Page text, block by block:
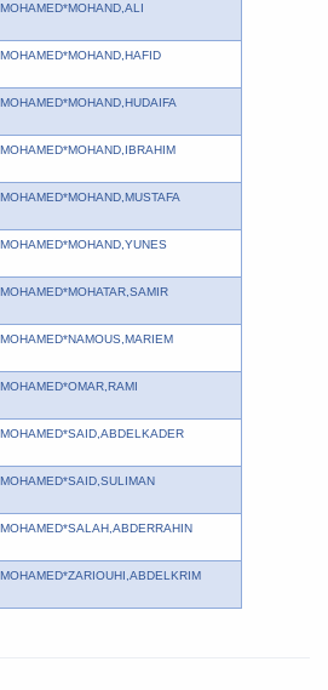
MOHAMED*MOHAND,ALI
MOHAMED*MOHAND,HAFID
MOHAMED*MOHAND,HUDAIFA
MOHAMED*MOHAND,IBRAHIM
MOHAMED*MOHAND,MUSTAFA
MOHAMED*MOHAND,YUNES
MOHAMED*MOHATAR,SAMIR
MOHAMED*NAMOUS,MARIEM
MOHAMED*OMAR,RAMI
MOHAMED*SAID,ABDELKADER
MOHAMED*SAID,SULIMAN
MOHAMED*SALAH,ABDERRAHIN
MOHAMED*ZARIOUHI,ABDELKRIM